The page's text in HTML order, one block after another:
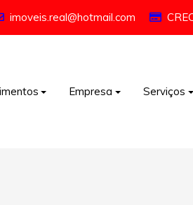
imoveis.real@hotmail.com
Empresa Serviços